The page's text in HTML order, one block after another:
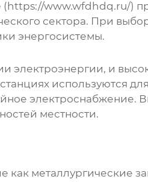
www.wfdhdq.ru/)
сектора. При
энергосистемы.
электроэнергии, и
используются
электроснабжение.
местности.
металлургические